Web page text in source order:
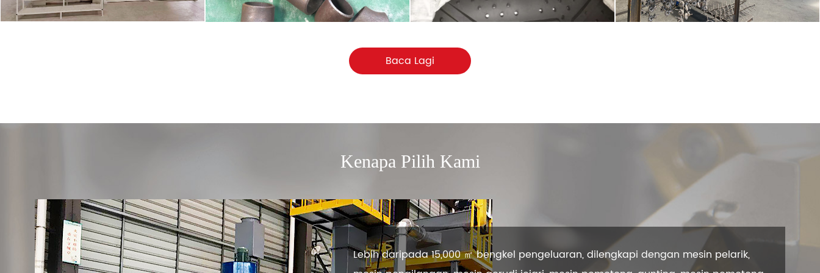
Baca Lagi
Kenapa Pilih Kami
Lebih daripada 15,000 ㎡ bengkel pengeluaran, dilengkapi dengan mesin pelarik,